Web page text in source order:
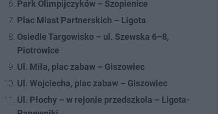
Park Olimpijczyków – Szopienice
Plac Miast Partnerskich – Ligota
Osiedle Targowisko – ul. Szewska 6–8,
Piotrowice
Ul. Miła, plac zabaw – Giszowiec
Ul. Wojciecha, plac zabaw – Giszowiec
Ul. Płochy – w rejonie przedszkola – Ligota-